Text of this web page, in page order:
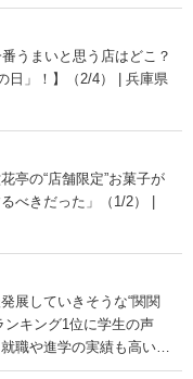
うまいと思う店はどこ？
日」！】（2/4） | 兵庫県
亭の“店舗限定”お菓子が
べきだった」（1/2） |
展していきそうな“関関
キング1位に学生の声
職や進学の実績も高い」